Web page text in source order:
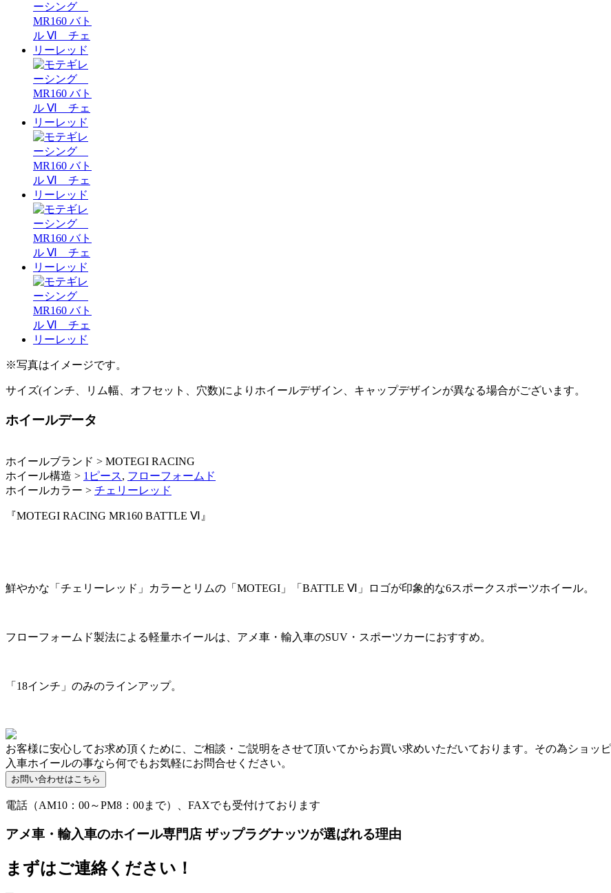
※写真はイメージです。
サイズ(インチ、リム幅、オフセット、穴数)によりホイールデザイン、キャップデザインが異なる場合がございます。
ホイールデータ
ホイールブランド > MOTEGI RACING
ホイール構造 > 1ピース, フローフォームド
ホイールカラー > チェリーレッド
『MOTEGI RACING MR160 BATTLE Ⅵ』
鮮やかな「チェリーレッド」カラーとリムの「MOTEGI」「BATTLE Ⅵ」ロゴが印象的な6スポークスポーツホイール。
フローフォームド製法による軽量ホイールは、アメ車・輸入車のSUV・スポーツカーにおすすめ。
「18インチ」のみのラインアップ。
お客様に安心してお求め頂くために、ご相談・ご説明をさせて頂いてからお買い求めいただいております。その為ショッ
入車ホイールの事なら何でもお気軽にお問合せください。
電話（AM10：00～PM8：00まで）、FAXでも受付けております
アメ車・輸入車のホイール専門店 ザップラグナッツが選ばれる理由
まずはご連絡ください！